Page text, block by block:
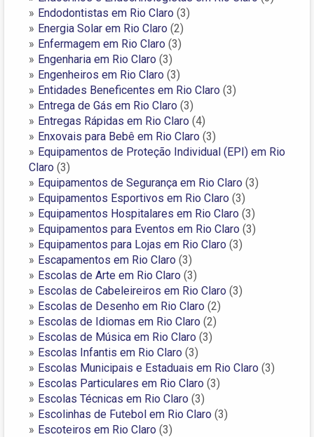
Endodontistas em Rio Claro (3)
Energia Solar em Rio Claro (2)
Enfermagem em Rio Claro (3)
Engenharia em Rio Claro (3)
Engenheiros em Rio Claro (3)
Entidades Beneficentes em Rio Claro (3)
Entrega de Gás em Rio Claro (3)
Entregas Rápidas em Rio Claro (4)
Enxovais para Bebê em Rio Claro (3)
Equipamentos de Proteção Individual (EPI) em Rio
Claro (3)
Equipamentos de Segurança em Rio Claro (3)
Equipamentos Esportivos em Rio Claro (3)
Equipamentos Hospitalares em Rio Claro (3)
Equipamentos para Eventos em Rio Claro (3)
Equipamentos para Lojas em Rio Claro (3)
Escapamentos em Rio Claro (3)
Escolas de Arte em Rio Claro (3)
Escolas de Cabeleireiros em Rio Claro (3)
Escolas de Desenho em Rio Claro (2)
Escolas de Idiomas em Rio Claro (2)
Escolas de Música em Rio Claro (3)
Escolas Infantis em Rio Claro (3)
Escolas Municipais e Estaduais em Rio Claro (3)
Escolas Particulares em Rio Claro (3)
Escolas Técnicas em Rio Claro (3)
Escolinhas de Futebol em Rio Claro (3)
Escoteiros em Rio Claro (3)